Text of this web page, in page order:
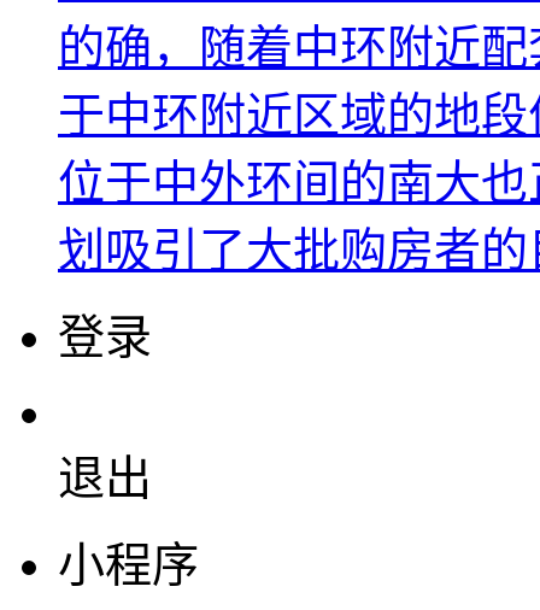
的确，随着中环附近
于中环附近区域的地
位于中外环间的南大
划吸引了大批购房者
登录
退出
小程序